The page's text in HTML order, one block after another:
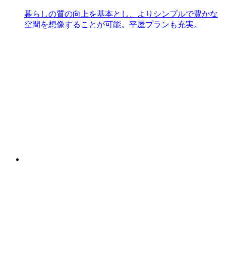
暮らしの質の向上を基本とし、よりシンプルで豊かな
空間を想像することが可能。平屋プランも充実。